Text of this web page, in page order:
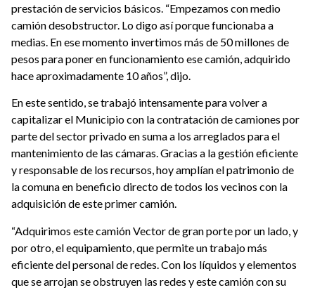
prestación de servicios básicos. “Empezamos con medio
camión desobstructor. Lo digo así porque funcionaba a
medias. En ese momento invertimos más de 50 millones de
pesos para poner en funcionamiento ese camión, adquirido
hace aproximadamente 10 años”, dijo.
En este sentido, se trabajó intensamente para volver a
capitalizar el Municipio con la contratación de camiones por
parte del sector privado en suma a los arreglados para el
mantenimiento de las cámaras. Gracias a la gestión eficiente
y responsable de los recursos, hoy amplían el patrimonio de
la comuna en beneficio directo de todos los vecinos con la
adquisición de este primer camión.
“Adquirimos este camión Vector de gran porte por un lado, y
por otro, el equipamiento, que permite un trabajo más
eficiente del personal de redes. Con los líquidos y elementos
que se arrojan se obstruyen las redes y este camión con su